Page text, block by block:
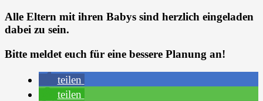
Alle Eltern mit ihren Babys sind herzlich eingeladen
dabei zu sein.
Bitte meldet euch für eine bessere Planung an!
teilen
teilen